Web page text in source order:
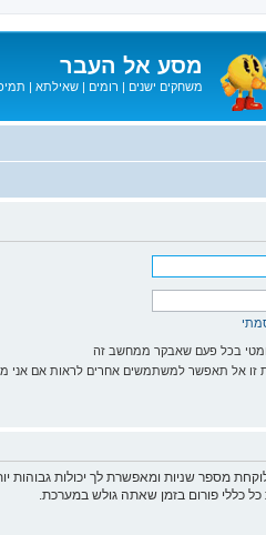
מסע אל העבר
משחקים ישנים | רומים | שאילתא |
בכל פעם שאבקר ממחשב זה
זו אל תאפשר למשתמשים אחרים לראות אם אני
מספר שניות ומאפשרת לך יכולות
כללי פורום בזמן שאתה גולש במערכת.